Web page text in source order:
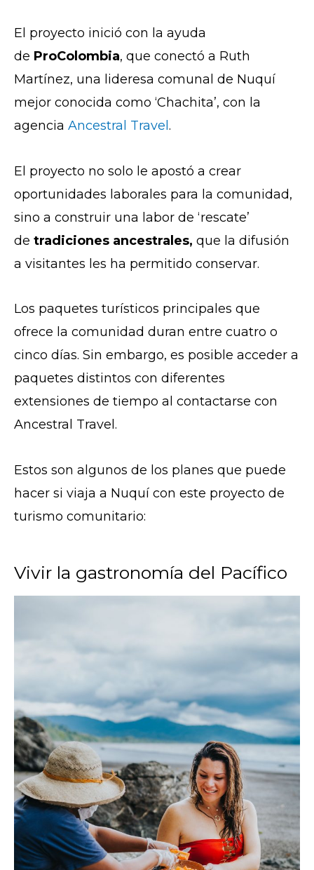
El proyecto inició con la ayuda
de ProColombia, que conectó a Ruth
Martínez, una lideresa comunal de Nuquí
mejor conocida como ‘Chachita’, con la
agencia Ancestral Travel .
El proyecto no solo le apostó a crear
oportunidades laborales para la comunidad,
sino a construir una labor de ‘rescate’
de tradiciones ancestrales, que la difusión
a visitantes les ha permitido conservar.
Los paquetes turísticos principales que
ofrece la comunidad duran entre cuatro o
cinco días. Sin embargo, es posible acceder a
paquetes distintos con diferentes
extensiones de tiempo al contactarse con
Ancestral Travel.
Estos son algunos de los planes que puede
hacer si viaja a Nuquí con este proyecto de
turismo comunitario:
Vivir la gastronomía del Pacífico